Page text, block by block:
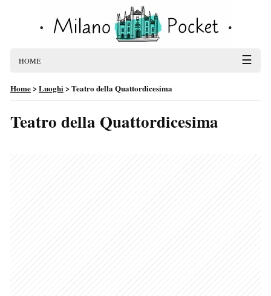
HOME ☰
Home>Luoghi>Teatro della Quattordicesima
Teatro della Quattordicesima